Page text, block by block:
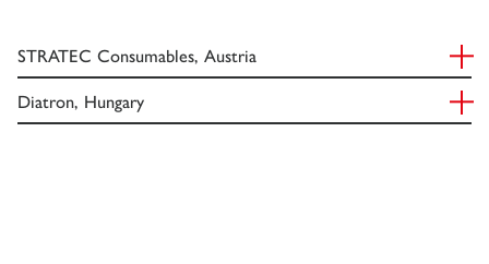
STRATEC Consumables, Austria
Diatron, Hungary